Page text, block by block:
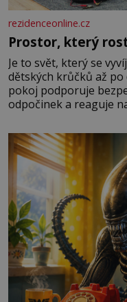
rezidenceonline.cz
Prostor, který
Je to svět, který se
dětských krůčků až
pokoj podporuje
odpočinek a reaguje
měkkost a bezpečí,
především klidně a